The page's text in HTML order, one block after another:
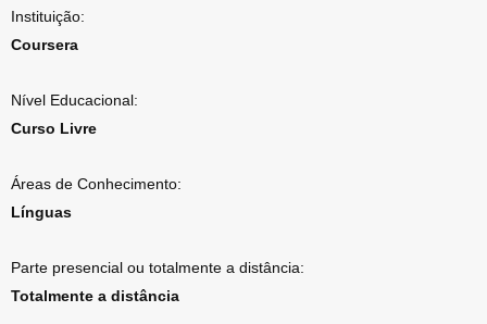
Instituição:
Coursera
Nível Educacional:
Curso Livre
Áreas de Conhecimento:
Línguas
Parte presencial ou totalmente a distância:
Totalmente a distância